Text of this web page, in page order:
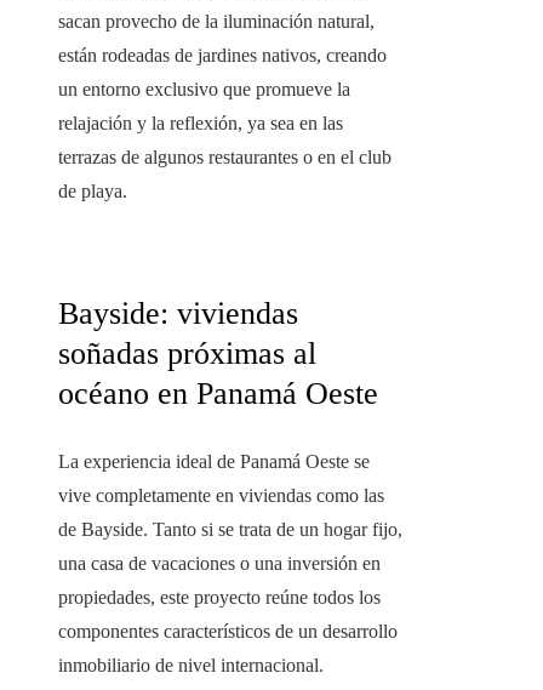
sacan provecho de la iluminación natural,
están rodeadas de jardines nativos, creando
un entorno exclusivo que promueve la
relajación y la reflexión, ya sea en las
terrazas de algunos restaurantes o en el club
de playa.
Bayside: viviendas
soñadas próximas al
océano en Panamá Oeste
La experiencia ideal de Panamá Oeste se
vive completamente en viviendas como las
de Bayside. Tanto si se trata de un hogar fijo,
una casa de vacaciones o una inversión en
propiedades, este proyecto reúne todos los
componentes característicos de un desarrollo
inmobiliario de nivel internacional.